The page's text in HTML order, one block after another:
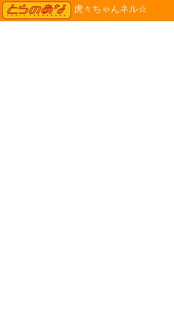
TORANOANA
虎々ちゃんネル☆